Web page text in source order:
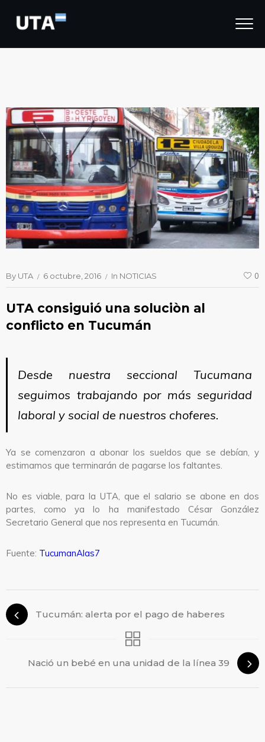
By UTA 6 octubre, 2016 In NOTICIAS 0
UTA consiguió una soluciòn al
conflicto en Tucumán
Desde nuestra seccional Tucumana
seguimos trabajando por más seguridad
laboral y social de nuestros choferes.
Ya se comenzaron a abonar los sueldos que se debían, y
estimamos que terminarán de pagarse los faltantes.
No es viable, para la UTA, que el salario se abone en dos
partes, como ya lo ha manifestado César González
Secretario General que nos representa en Tucumán.
Fuente: TucumanAlas7
Tucumán: alerta por el pago de haberes
Nació un bebé en una unidad de la línea 39